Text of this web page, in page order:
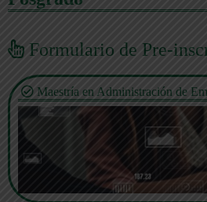
Formulario de Pre-
Maestría en Administración de